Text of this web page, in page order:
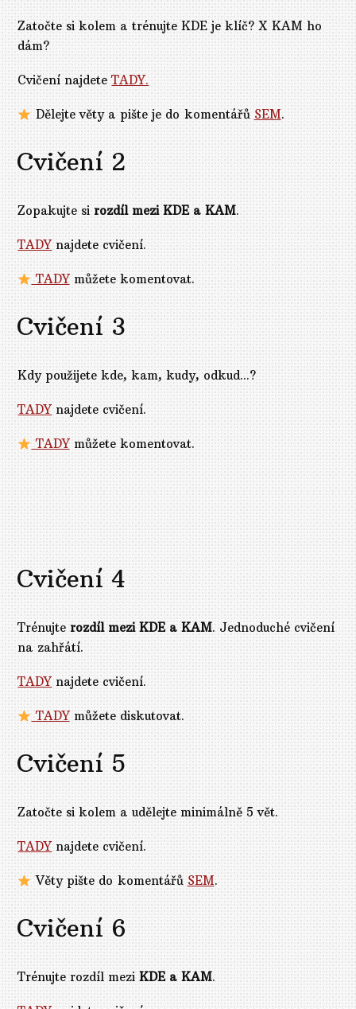
Zatočte si kolem a trénujte KDE je klíč? X KAM ho
dám?
Cvičení najdeteTADY.
Dělejte věty a pište je do komentářůSEM.
Cvičení 2
Zopakujte sirozdíl mezi KDE a KAM.
TADYnajdete cvičení.
TADYmůžete komentovat.
Cvičení 3
Kdy použijete kde, kam, kudy, odkud...?
TADYnajdete cvičení.
TADYmůžete komentovat.
Cvičení 4
Trénujterozdíl mezi KDE a KAM. Jednoduché cvičení
na zahřátí.
TADYnajdete cvičení.
TADYmůžete diskutovat.
Cvičení 5
Zatočte si kolem a udělejte minimálně 5 vět.
TADYnajdete cvičení.
Věty pište do komentářůSEM.
Cvičení 6
Trénujte rozdíl meziKDE a KAM.